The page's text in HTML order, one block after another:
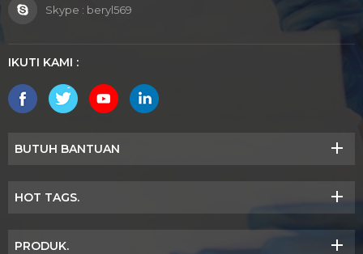
Skype : beryl569
IKUTI KAMI :
BUTUH BANTUAN
HOT TAGS.
PRODUK.